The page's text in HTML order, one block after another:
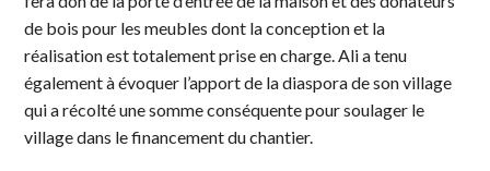
de bois pour les meubles dont la conception et la
réalisation est totalement prise en charge. Ali a tenu
également à évoquer l’apport de la diaspora de son village
qui a récolté une somme conséquente pour soulager le
village dans le financement du chantier.